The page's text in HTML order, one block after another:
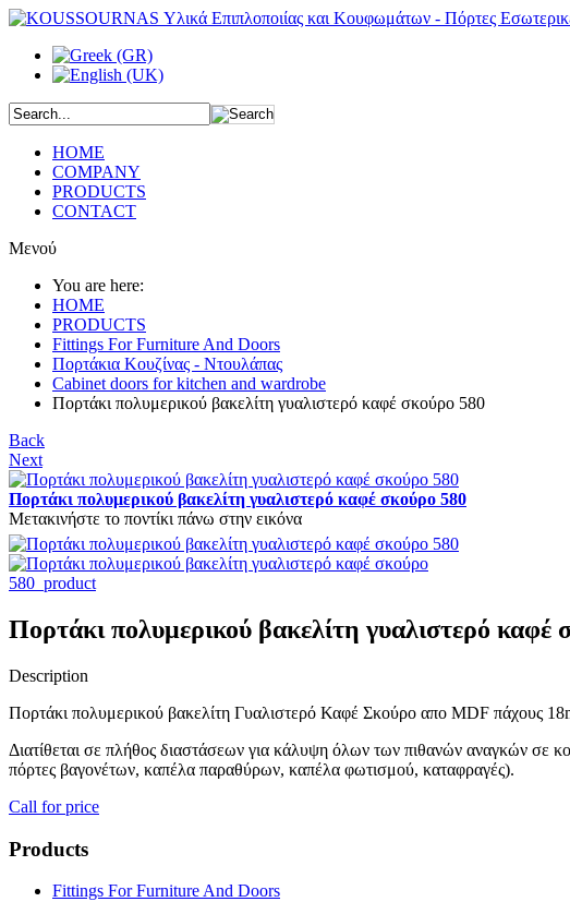
HOME
COMPANY
PRODUCTS
CONTACT
Μενού
You are here:
HOME
PRODUCTS
Fittings For Furniture And Doors
Πορτάκια Κουζίνας - Ντουλάπας
Cabinet doors for kitchen and wardrobe
Πορτάκι πολυμερικού βακελίτη γυαλιστερό καφέ σκούρο 580
Back
Next
Πορτάκι πολυμερικού βακελίτη γυαλιστερό καφέ σκούρο 580
Μετακινήστε το ποντίκι πάνω στην εικόνα
Πορτάκι πολυμερικού βακελίτη γυαλιστερό καφέ
Description
Πορτάκι πολυμερικού βακελίτη Γυαλιστερό Καφέ Σκούρο απο MDF πάχους
Διατίθεται σε πλήθος διαστάσεων για κάλυψη όλων των πιθανών αναγκών σε
πόρτες βαγονέτων, καπέλα παραθύρων, καπέλα φωτισμού, καταφραγές).
Call for price
Products
Fittings For Furniture And Doors